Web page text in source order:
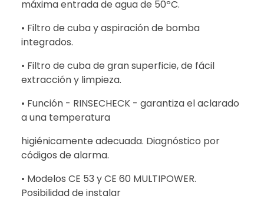
máxima entrada de agua de 50ºC.
• Filtro de cuba y aspiración de bomba
integrados.
• Filtro de cuba de gran superficie, de fácil
extracción y limpieza.
• Función - RINSECHECK - garantiza el aclarado
a una temperatura
higiénicamente adecuada. Diagnóstico por
códigos de alarma.
• Modelos CE 53 y CE 60 MULTIPOWER.
Posibilidad de instalar